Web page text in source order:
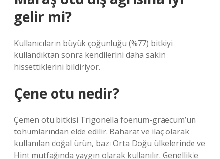
gelir mi?
Kullanıcıların büyük çoğunluğu (%77) bitkiyi
kullandıktan sonra kendilerini daha sakin
hissettiklerini bildiriyor.
Çene otu nedir?
Çemen otu bitkisi Trigonella foenum-graecum’un
tohumlarından elde edilir. Baharat ve ilaç olarak
kullanılan doğal ürün, bazı Orta Doğu ülkelerinde ve
Hint mutfağında yaygın olarak kullanılır. Genellikle